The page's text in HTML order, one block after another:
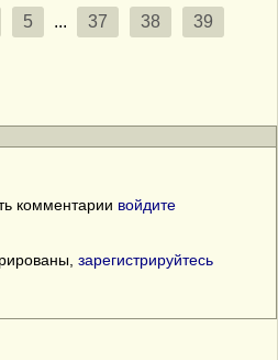
5 ... 37 38 39
комментарии войдите
зарегистрируйтесь